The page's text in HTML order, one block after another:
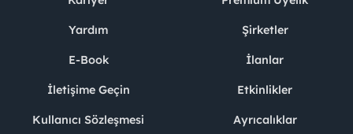
Yardım
E-Book
İletişime Geçin
Kullanıcı Sözleşmesi
Şirketler
İlanlar
Etkinlikler
Ayrıcalıklar